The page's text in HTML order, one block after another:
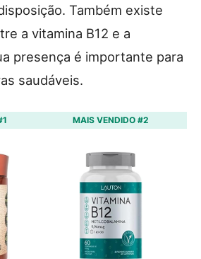
Também existe
a vitamina B12 e a
presença é importante para
saudáveis.
MAIS VENDIDO #2